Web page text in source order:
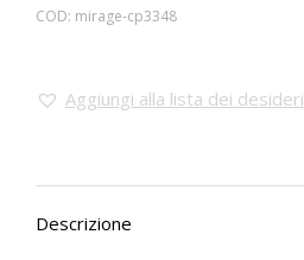
COD: mirage-cp3348
Aggiungi alla lista dei desideri
Descrizione